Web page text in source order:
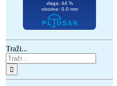
Traži...